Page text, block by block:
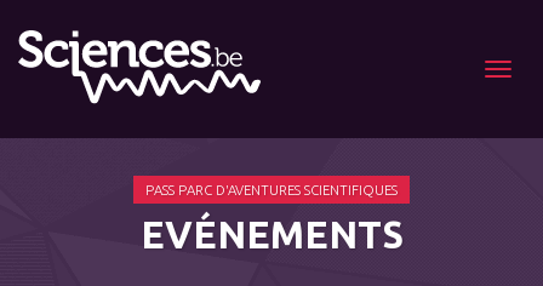
Menu
PASS PARC D'AVENTURES SCIENTIFIQUES
EVÉNEMENTS